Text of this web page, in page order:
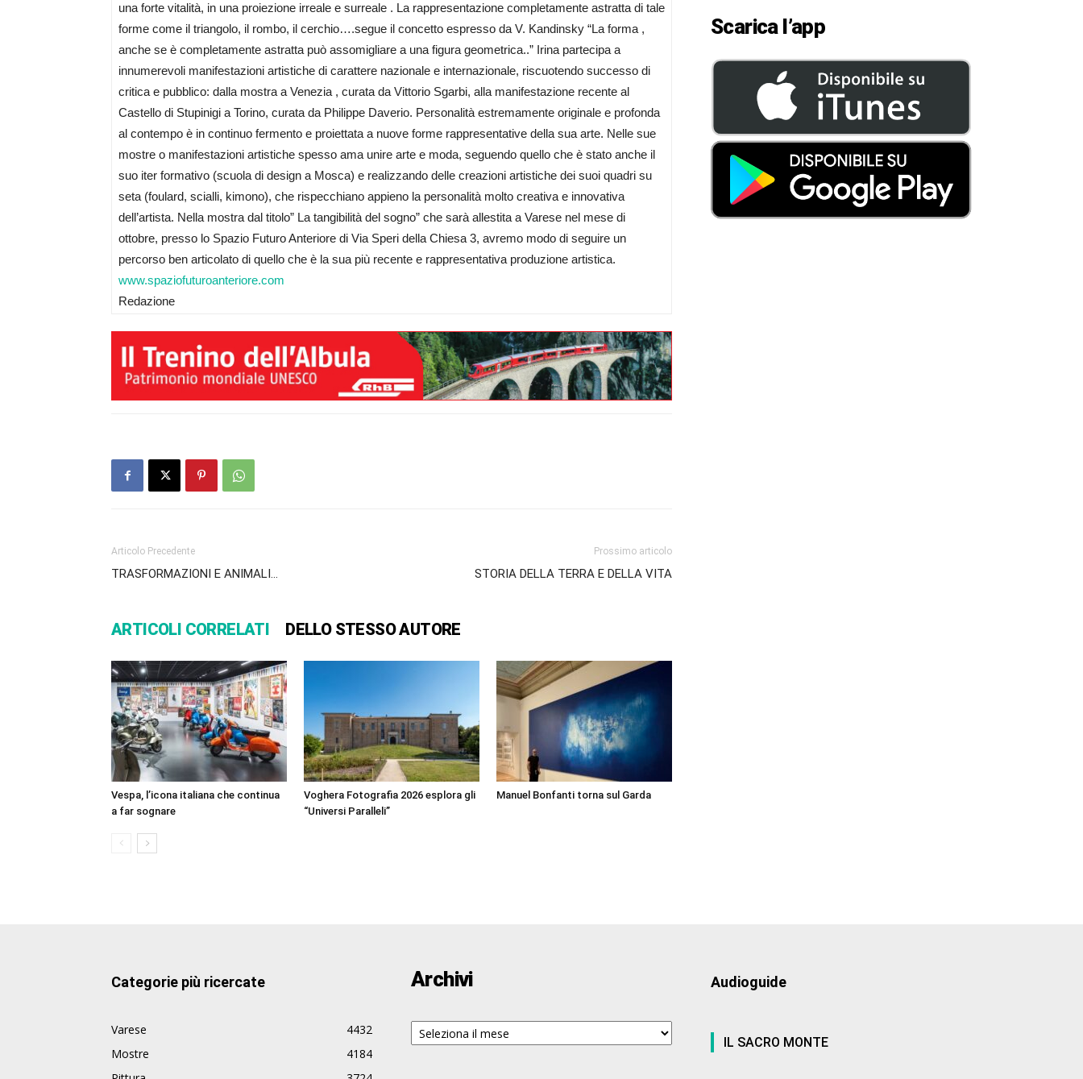
una forte vitalità, in una proiezione irreale e surreale . La rappresentazione completamente astratta di tale
forme come il triangolo, il rombo, il cerchio….segue il concetto espresso da V. Kandinsky “La forma ,
anche se è completamente astratta può assomigliare a una figura geometrica..” Irina partecipa a
innumerevoli manifestazioni artistiche di carattere nazionale e internazionale, riscuotendo successo di
critica e pubblico: dalla mostra a Venezia , curata da Vittorio Sgarbi, alla manifestazione recente al
Castello di Stupinigi a Torino, curata da Philippe Daverio. Personalità estremamente originale e profonda
al contempo è in continuo fermento e proiettata a nuove forme rappresentative della sua arte. Nelle sue
mostre o manifestazioni artistiche spesso ama unire arte e moda, seguendo quello che è stato anche il
suo iter formativo (scuola di design a Mosca) e realizzando delle creazioni artistiche dei suoi quadri su
seta (foulard, scialli, kimono), che rispecchiano appieno la personalità molto creativa e innovativa
dell’artista. Nella mostra dal titolo” La tangibilità del sogno” che sarà allestita a Varese nel mese di
ottobre, presso lo Spazio Futuro Anteriore di Via Speri della Chiesa 3, avremo modo di seguire un
percorso ben articolato di quello che è la sua più recente e rappresentativa produzione artistica.
www.spaziofuturoanteriore.com
Redazione
Articolo Precedente
TRASFORMAZIONI E ANIMALI…
Prossimo articolo
STORIA DELLA TERRA E DELLA VITA
ARTICOLI CORRELATI DELLO STESSO AUTORE
Vespa, l’icona italiana che continua
a far sognare
Voghera Fotografia 2026 esplora gli
“Universi Paralleli”
Manuel Bonfanti torna sul Garda
Scarica l’app
Categorie più ricercate
Varese
4432
Mostre
4184
Archivi
Archivi
Audioguide
IL SACRO MONTE